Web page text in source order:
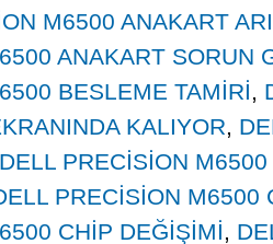
M6500 ANAKART
ANAKART SORUN
BESLEME TAMİRİ,
KALIYOR,
DELL PRECİSİON
PRECİSİON M6500
CHİP DEĞİŞİMİ,